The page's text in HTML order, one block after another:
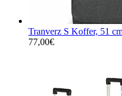
Tranverz S Koffer, 51
77,00€